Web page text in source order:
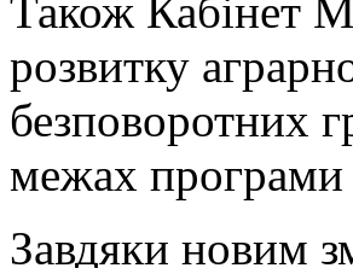
Також Кабінет
розвитку
безповоротних
межах програми
Завдяки новим